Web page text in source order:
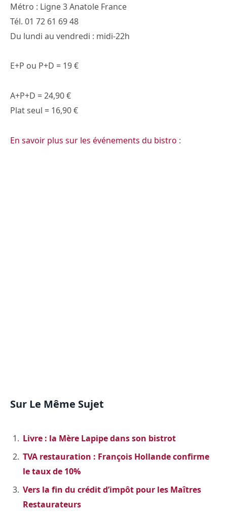
Métro : Ligne 3 Anatole France
Tél. 01 72 61 69 48
Du lundi au vendredi : midi-22h
E+P ou P+D = 19 €
A+P+D = 24,90 €
Plat seul = 16,90 €
En savoir plus sur les événements du bistro :
Sur Le Même Sujet
Livre : la Mère Lapipe dans son bistrot
TVA restauration : François Hollande confirme
le taux de 10%
Vers la fin du crédit d’impôt pour les Maîtres
Restaurateurs